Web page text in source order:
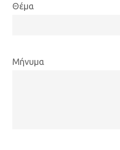
Θέμα
Μήνυμα